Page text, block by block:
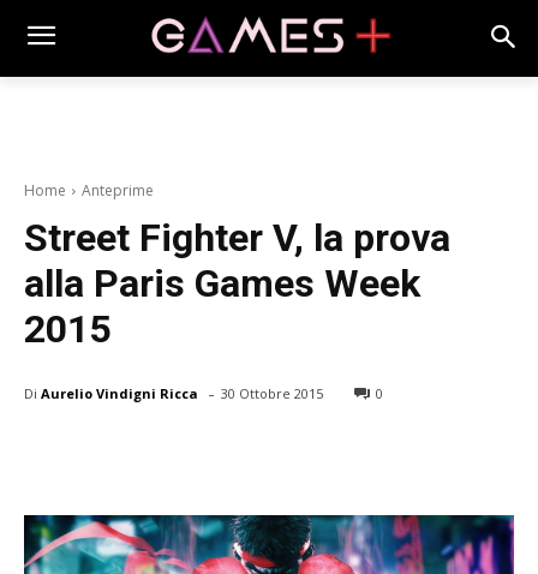
Home Anteprime
Street Fighter V, la prova
alla Paris Games Week
2015
Di Aurelio Vindigni Ricca - 30 Ottobre 2015 0